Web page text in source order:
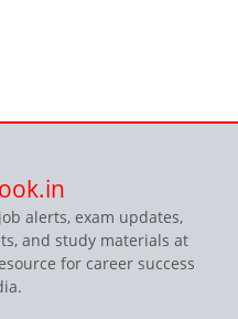
alerts, exam updates,
and study materials at
for career success